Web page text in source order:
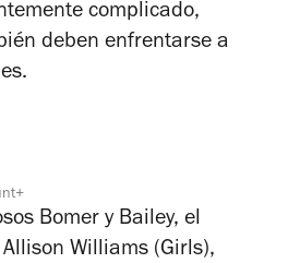
complicado,
deben enfrentarse a
Bomer y Bailey, el
Williams (Girls),